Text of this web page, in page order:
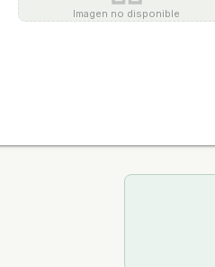
Imagen no disponible